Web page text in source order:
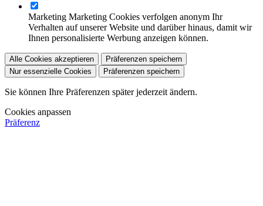
Marketing Marketing Cookies verfolgen anonym Ihr
Verhalten auf unserer Website und darüber hinaus, damit wir
Ihnen personalisierte Werbung anzeigen können.
Alle Cookies akzeptieren
Präferenzen speichern
Nur essenzielle Cookies
Präferenzen speichern
Sie können Ihre Präferenzen später jederzeit ändern.
Cookies anpassen
Präferenz